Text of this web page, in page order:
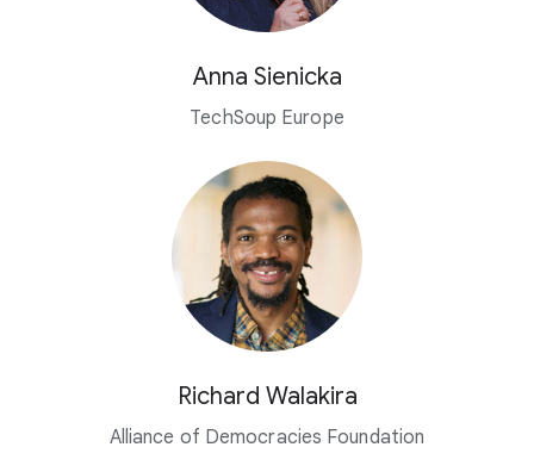
Anna Sienicka
TechSoup Europe
Richard Walakira
Alliance of Democracies Foundation